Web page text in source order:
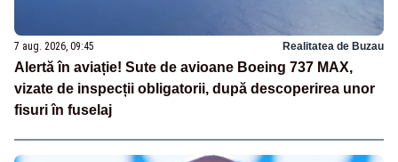
7 aug. 2026, 09:45 Realitatea de Buzau
Alertă în aviație! Sute de avioane Boeing 737 MAX,
vizate de inspecții obligatorii, după descoperirea unor
fisuri în fuselaj